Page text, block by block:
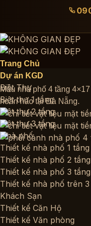
dung
Trang Chủ
Dự án KGD
Biệt Thự
Biệt thự 1 tầng
Biệt thự 2 tầng
Biệt thự 3 tầng
Nhà phố
Thiết kế nhà phố 1 tầng
Thiết kế nhà phố 2 tầng
Thiết kế nhà phố 3 tầng
Thiết kế nhà phố trên 3
Khách Sạn
Thiết kế Căn Hộ
Thiết kế Văn phòng
Mẫu nhà phố 4 tầng
hoàn hảo tại Đà Nẵng.